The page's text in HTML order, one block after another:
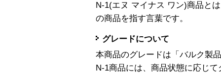
N-1(エヌ マイナス ワン)商品と
の商品を指す言葉です。
グレードについて
本商品のグレードは「バルク製
N-1商品には、商品状態に応じ